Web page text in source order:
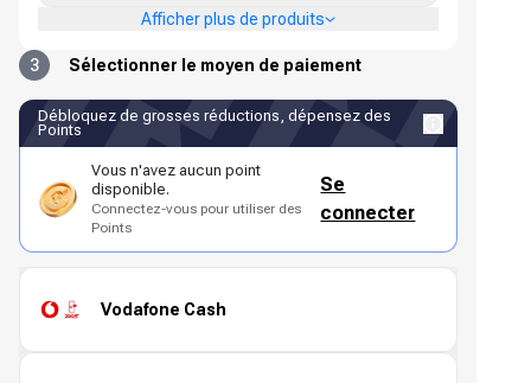
Afficher plus de produits
3 Sélectionner le moyen de paiement
Débloquez de grosses réductions, dépensez des
Points
Vous n'avez aucun point
disponible.
Connectez-vous pour utiliser des
Points
Se
connecter
Vodafone Cash